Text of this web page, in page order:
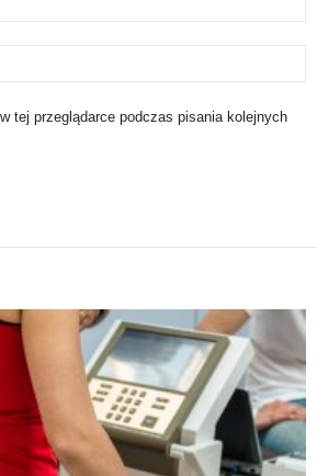
tej przeglądarce podczas pisania kolejnych